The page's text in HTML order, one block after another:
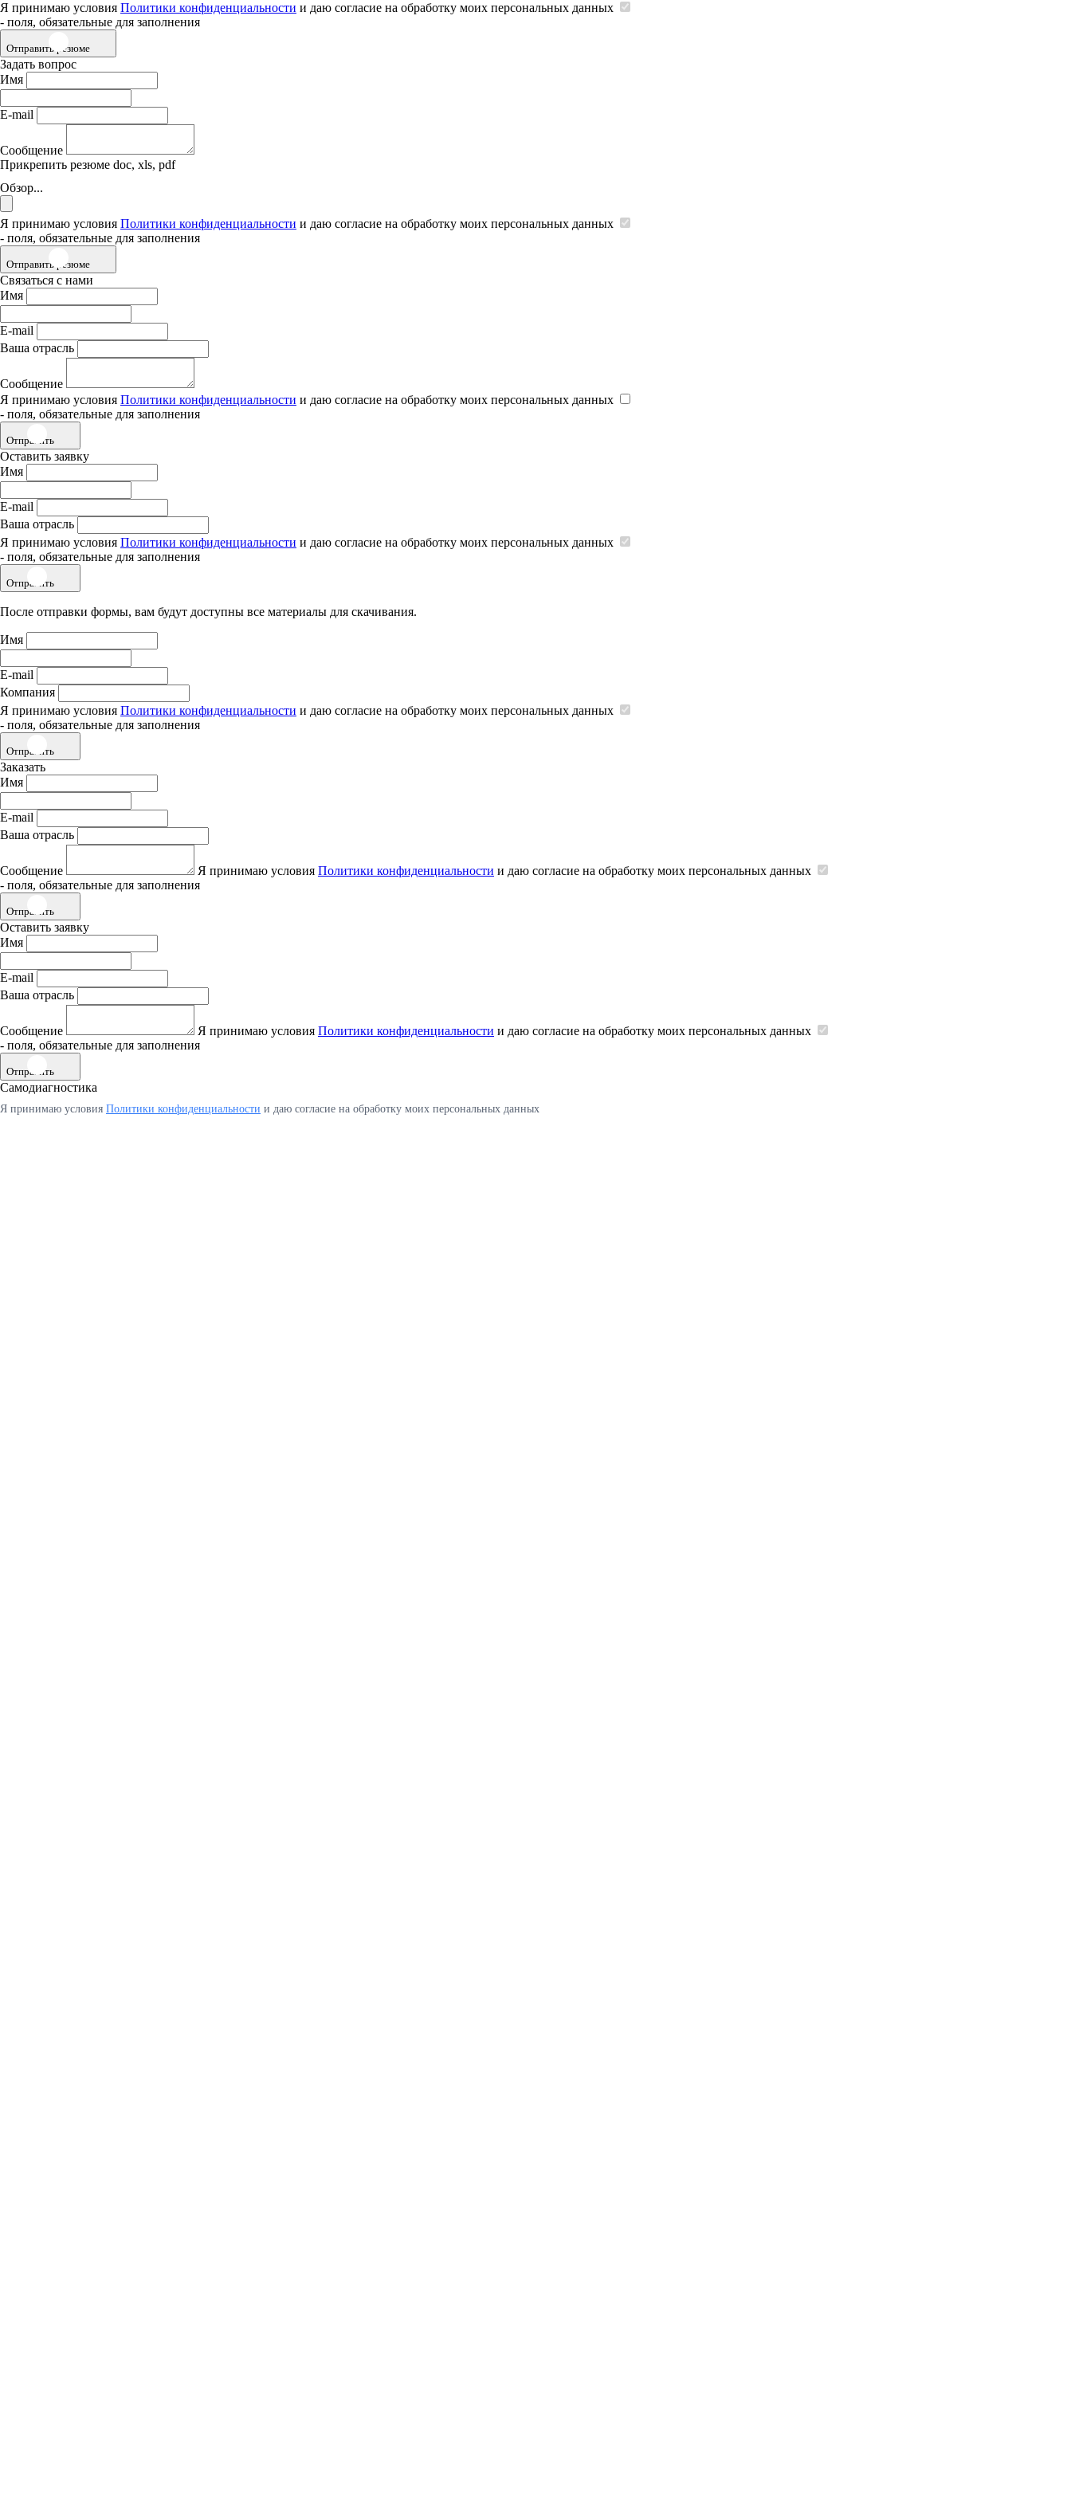
Я принимаю условия Политики конфиденциальности и даю согласие на обработку моих персональных данных
- поля, обязательные для заполнения
Отправить резюме
Задать вопрос
Имя
E-mail
Сообщение
Прикрепить резюме doc, xls, pdf
Обзор...
Я принимаю условия Политики конфиденциальности и даю согласие на обработку моих персональных данных
- поля, обязательные для заполнения
Отправить резюме
Связаться с нами
Имя
E-mail
Ваша отрасль
Сообщение
Я принимаю условия Политики конфиденциальности и даю согласие на обработку моих персональных данных
- поля, обязательные для заполнения
Отправить
Оставить заявку
Имя
E-mail
Ваша отрасль
Я принимаю условия Политики конфиденциальности и даю согласие на обработку моих персональных данных
- поля, обязательные для заполнения
Отправить
После отправки формы, вам будут доступны все материалы для скачивания.
Имя
E-mail
Компания
Я принимаю условия Политики конфиденциальности и даю согласие на обработку моих персональных данных
- поля, обязательные для заполнения
Отправить
Заказать
Имя
E-mail
Ваша отрасль
Сообщение Я принимаю условия Политики конфиденциальности и даю согласие на обработку моих персональных данных
- поля, обязательные для заполнения
Отправить
Оставить заявку
Имя
E-mail
Ваша отрасль
Сообщение Я принимаю условия Политики конфиденциальности и даю согласие на обработку моих персональных данных
- поля, обязательные для заполнения
Отправить
Самодиагностика
Я принимаю условия Политики конфиденциальности и даю согласие на обработку моих персональных данных